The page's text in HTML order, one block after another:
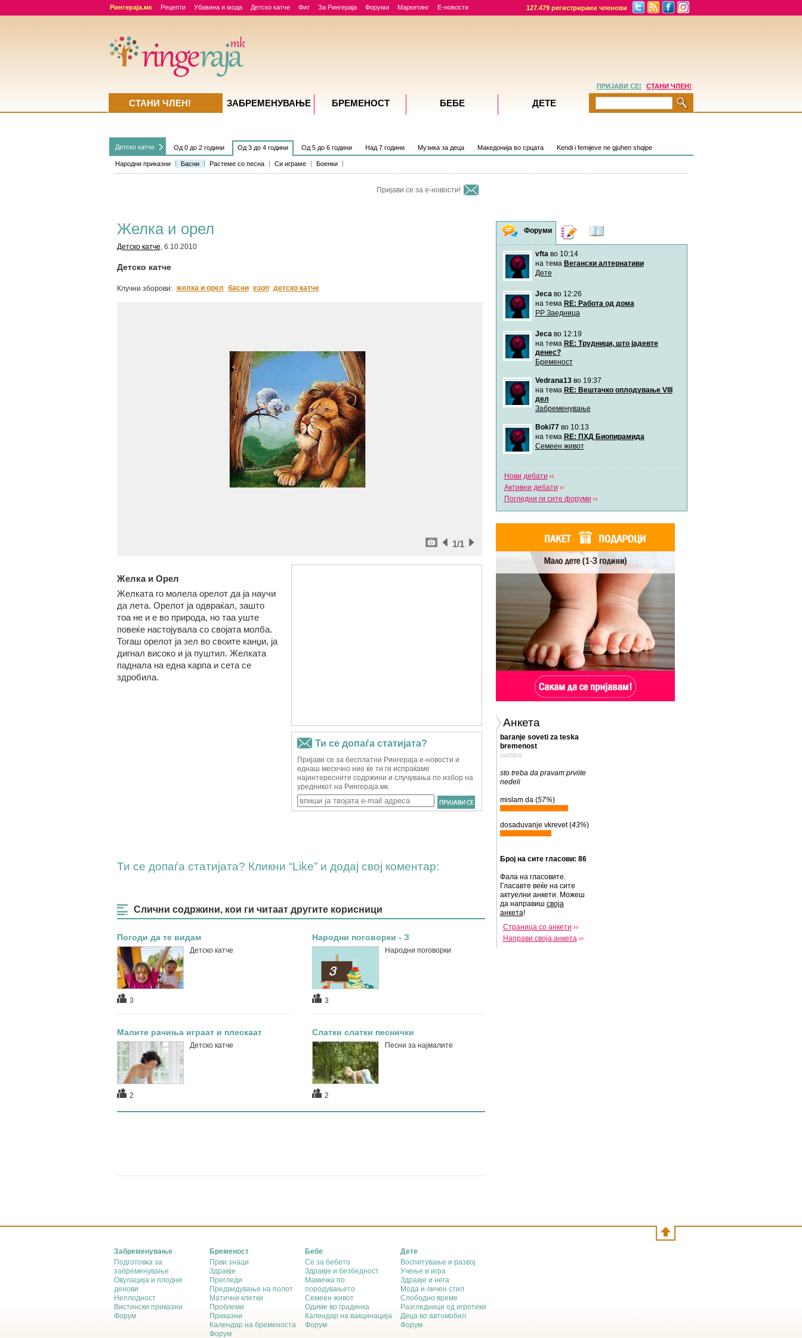
Рингераја.мк Рецепти Убавина и мода Детско катче Фит За Рингераја Форуми Маркетинг Е-новости 127.479 регистрирани членови
Детско катче Од 0 до 2 години Од 3 до 4 години
Народни приказни Басни Растеме со песна Си играме Боенки
Од 5 до 6 години Над 7 години Музика за деца Македонија во срцaта Kendi i femijeve ne gjuhen shqipe
Пријави се за е-новости!
Желка и орел
Детско катче, 6.10.2010
Детско катче
Клучни зборови: желка и орел басни езоп детско катче
/1
1
Желка и Орел
Желката го молела орелот да ја научи
да лета. Орелот ја одвраќал, зашто
тоа не и е во природа, но таа уште
повеќе настојувала со својата молба.
Тогаш орелот ја зел во своите канџи, ја
дигнал високо и ја пуштил. Желката
паднала на една карпа и сета се
здробила.
Ти се допаѓа статијата? Кликни “Like” и додај свој коментар:
Слични содржини, кои ги читаат другите корисници
Погоди да те видам
Детско катче
3
Народни поговорки - З
Народни поговорки
3
Малите рачиња играат и плескаат
Детско катче
2
Слатки слатки песнички
Песни за најмалите
2
Форуми Дневници
vftaво 10:14
на тема Вегански алтернативи
Дете
Jecaво 12:26
на тема RE: Работа од дома
РР Заедница
Jecaво 12:19
на тема RE: Трудници, што јадевте
денес?
Бременост
Vedrana13во 19:37
на тема RE: Вештачко оплодување VIII
дел
Забременување
Boki77во 10:13
на тема RE: ПХД Биопирамида
Семеен живот
Нови дебати
Активни дебати
Погледни ги сите форуми
Анкета
baranje soveti za teska
bremenost
sumea
sto treba da pravam prviite
nedeli
mislam da (57%)
dosaduvanje vkrevet (43%)
Број на сите гласови: 86
Фала на гласовите.
Гласавте веќе на сите
актуелни анкети. Можеш
да направиш своја
анкета!
Страница со анкети
Направи своја анкета
ПРИЈАВИ СЕ! СТАНИ ЧЛЕН!
СТАНИ ЧЛЕН! ЗАБРЕМЕНУВАЊE БРЕМЕНОСТ БЕБЕ ДЕТЕ
Забременување
Подготовка за
забременување
Овулација и плодни
денови
Неплодност
Вистински приказни
Форум
Бременост
Први знаци
Здравје
Прегледи
Предвидување на полот
Матични клетки
Проблеми
Приказни
Календар на бременоста
Форум
Бебе
Се за бебето
Здравје и безбедност
Мамичка по
породувањето
Семеен живот
Одиме во градинка
Календар на вакцинација
Форум
Дете
Воспитување и развој
Учење и игра
Здравје и нега
Мода и личен стил
Слободно време
Разгледници од игротеки
Деца во автомобил
Форум